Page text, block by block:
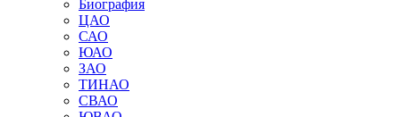
Биография
ЦАО
САО
ЮАО
ЗАО
ТИНАО
СВАО